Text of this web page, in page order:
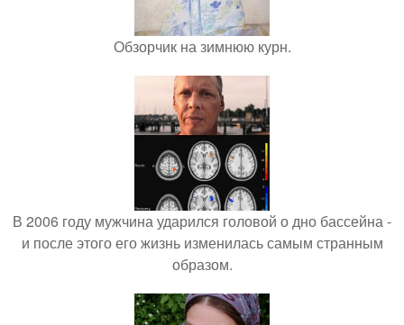
Обзорчик на зимнюю курн.
В 2006 году мужчина ударился головой о дно бассейна -
и после этого его жизнь изменилась самым странным
образом.